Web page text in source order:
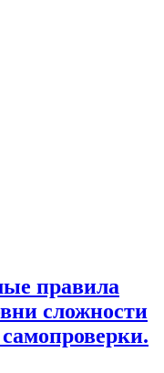
правила
сложности